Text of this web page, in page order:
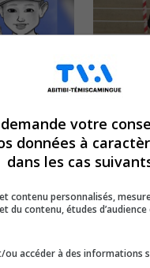
000 $
16 juin
votre
données à
dans les cas
contenu personnalisés,
du contenu, études
ou accéder à des informations